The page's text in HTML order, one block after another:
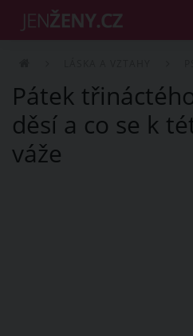
Pátek
děsí a co se k
váže